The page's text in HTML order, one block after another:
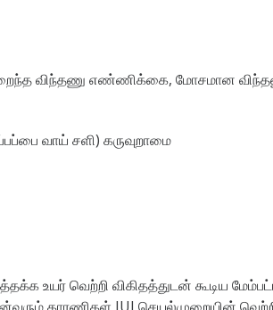
விந்தணு எண்ணிக்கை, மோசமான
வாய் சளி) கருவுறாமை
உயர் வெற்றி விகிதத்துடன் கூடிய